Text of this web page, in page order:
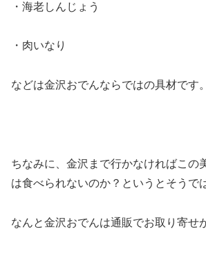
・海老しんじょう
・肉いなり
などは金沢おでんならではの具材です。
ちなみに、金沢まで行かなければこの
は食べられないのか？というとそうで
なんと金沢おでんは通販でお取り寄せ